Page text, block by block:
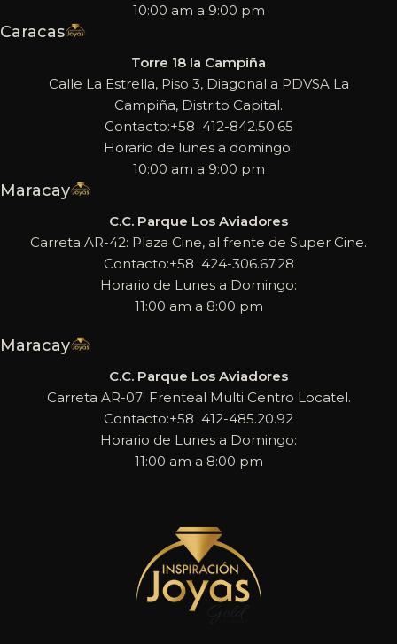
10:00 am a 9:00 pm
Caracas
Torre 18 la Campiña
Calle La Estrella, Piso 3, Diagonal a PDVSA La
Campiña, Distrito Capital.
Contacto:+58 412-842.50.65
Horario de lunes a domingo:
10:00 am a 9:00 pm
Maracay
C.C. Parque Los Aviadores
Carreta AR-42: Plaza Cine, al frente de Super Cine.
Contacto:+58 424-306.67.28
Horario de Lunes a Domingo:
11:00 am a 8:00 pm
Maracay
C.C. Parque Los Aviadores
Carreta AR-07: Frenteal Multi Centro Locatel.
Contacto:+58 412-485.20.92
Horario de Lunes a Domingo:
11:00 am a 8:00 pm